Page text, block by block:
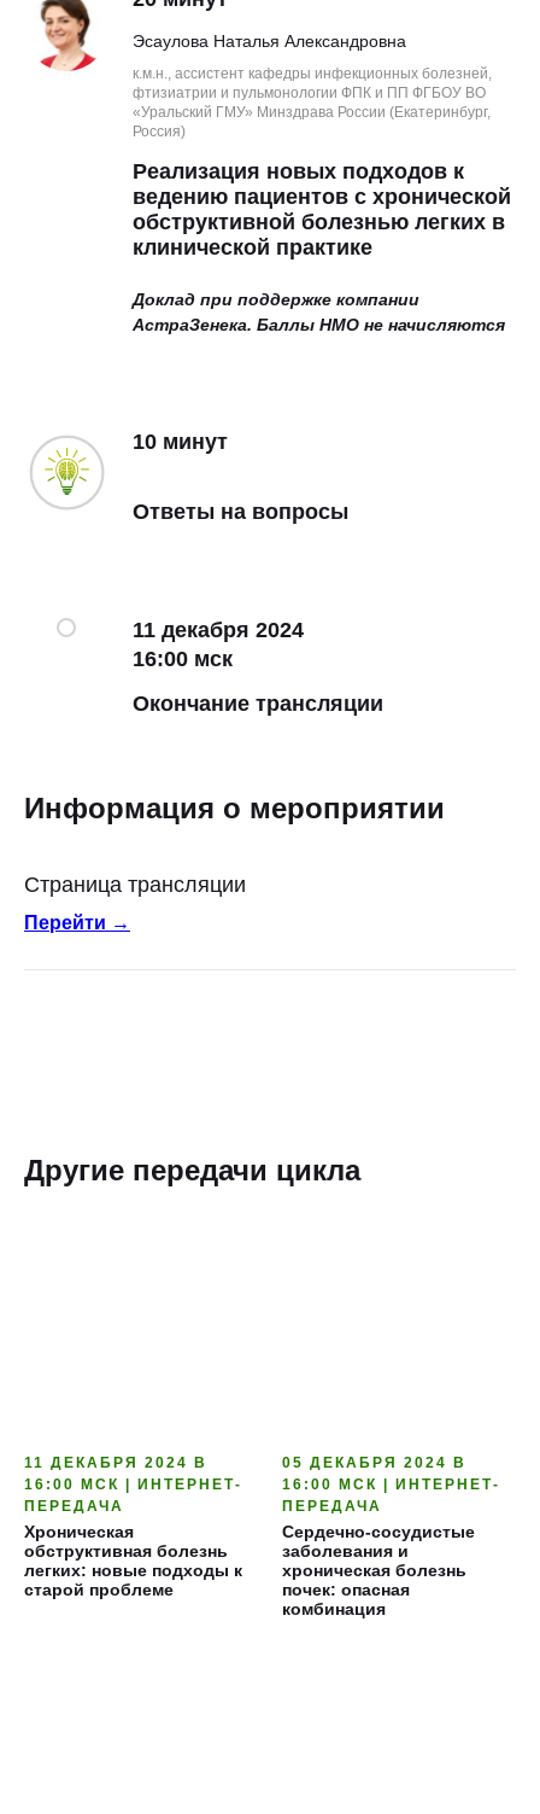
Эсаулова Наталья Александровна
к.м.н., ассистент кафедры инфекционных болезней,
фтизиатрии и пульмонологии ФПК и ПП ФГБОУ ВО
«Уральский ГМУ» Минздрава России (Екатеринбург,
Россия)
Реализация новых подходов к
ведению пациентов с хронической
обструктивной болезнью легких в
клинической практике
Доклад при поддержке компании
АстраЗенека. Баллы НМО не начисляются
10 минут
Ответы на вопросы
11 декабря 2024
16:00 мск
Окончание трансляции
Информация о мероприятии
Страница трансляции
Перейти →
Другие передачи цикла
11 ДЕКАБРЯ 2024 В
16:00 МСК | ИНТЕРНЕТ-
ПЕРЕДАЧА
Хроническая
обструктивная болезнь
легких: новые подходы к
старой проблеме
05 ДЕКАБРЯ 2024 В
16:00 МСК | ИНТЕРНЕТ-
ПЕРЕДАЧА
Сердечно-сосудистые
заболевания и
хроническая болезнь
почек: опасная
комбинация